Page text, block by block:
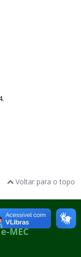
Voltar para o topo
MEC